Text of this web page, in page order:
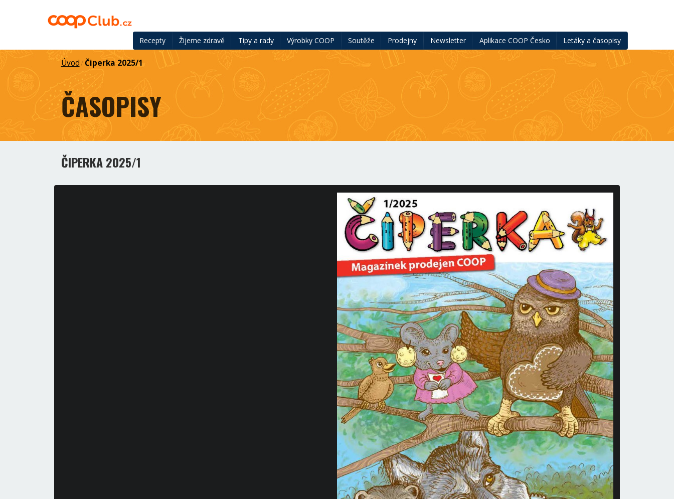
Recepty Žijeme zdravě Tipy a rady Výrobky COOP Soutěže Prodejny Newsletter Aplikace COOP Česko Letáky a časopisy
Úvod/ Čiperka 2025/1
ČASOPISY
ČIPERKA 2025/1